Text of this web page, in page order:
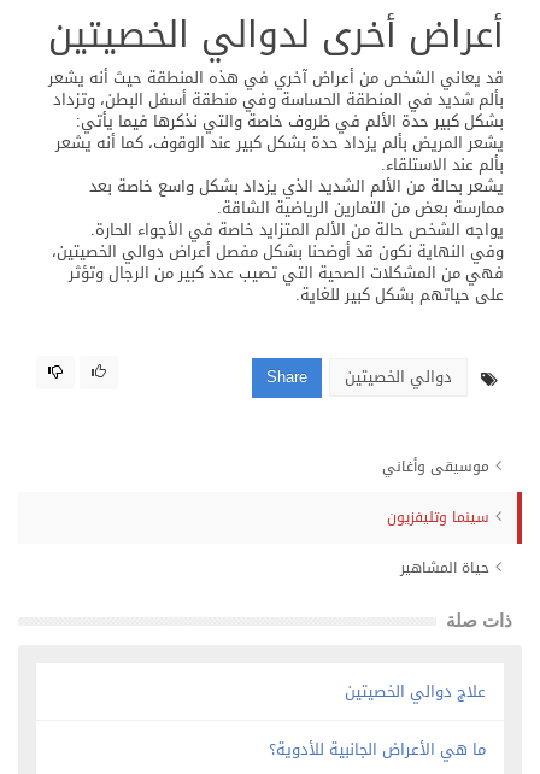
أعراض أخرى لدوالي الخصيتين
قد يعاني الشخص من أعراض آخري في هذه المنطقة حيث أنه يشعر
بألم شديد في المنطقة الحساسة وفي منطقة أسفل البطن، وتزداد
بشكل كبير حدة الألم في ظروف خاصة والتي نذكرها فيما يأتي:
يشعر المريض بألم يزداد حدة بشكل كبير عند الوقوف، كما أنه يشعر
بألم عند الاستلقاء.
يشعر بحالة من الألم الشديد الذي يزداد بشكل واسع خاصة بعد
ممارسة بعض من التمارين الرياضية الشاقة.
يواجه الشخص حالة من الألم المتزايد خاصة في الأجواء الحارة.
وفي النهاية نكون قد أوضحنا بشكل مفصل أعراض دوالي الخصيتين،
فهي من المشكلات الصحية التي تصيب عدد كبير من الرجال وتؤثر
على حياتهم بشكل كبير للغاية.
دوالي الخصيتين Share
موسيقى وأغاني
سينما وتليفزيون
حياة المشاهير
ذات صلة
علاج دوالي الخصيتين
ما هي الأعراض الجانبية للأدوية؟